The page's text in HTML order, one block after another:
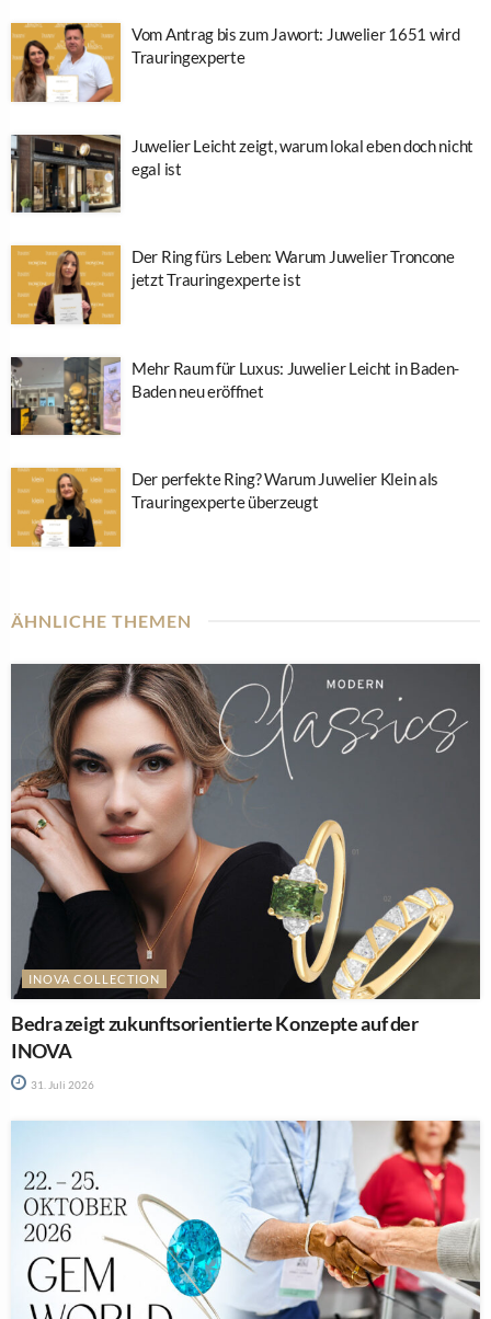
Vom Antrag bis zum Jawort: Juwelier 1651 wird
Trauringexperte
Juwelier Leicht zeigt, warum lokal eben doch nicht
egal ist
Der Ring fürs Leben: Warum Juwelier Troncone
jetzt Trauringexperte ist
Mehr Raum für Luxus: Juwelier Leicht in Baden-
Baden neu eröffnet
Der perfekte Ring? Warum Juwelier Klein als
Trauringexperte überzeugt
ÄHNLICHE THEMEN
INOVA COLLECTION
Bedra zeigt zukunftsorientierte Konzepte auf der
INOVA
31. Juli 2026